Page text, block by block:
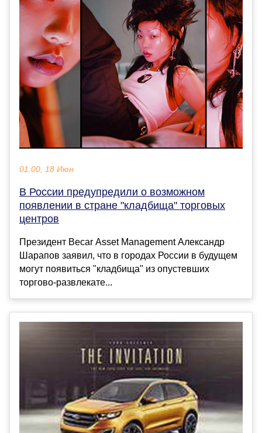
01:00, 18 Июн
В России предупредили о возможном
появлении в стране "кладбища" торговых
центров
Президент Becar Asset Management Александр
Шарапов заявил, что в городах России в будущем
могут появиться "кладбища" из опустевших
торгово-развлекате...